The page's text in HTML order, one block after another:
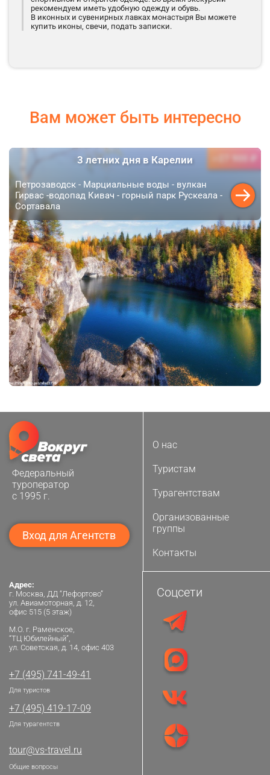
рекомендуем иметь удобную одежду и обувь.
В иконных и сувенирных лавках монастыря Вы можете
купить иконы, свечи, подать записки.
Вам может быть интересно
3 летних дня в Карелии
Петрозаводск - Марциальные воды - вулкан
Гирвас -водопад Кивач - горный парк Рускеала -
Сортавала
Федеральный
туроператор
с 1995 г.
Вход для Агентств
О нас
Туристам
Турагентствам
Организованные
группы
Контакты
Адрес:
г. Москва, ДД “Лефортово”
ул. Авиамоторная, д. 12,
офис 515 (5 этаж)
М.О. г. Раменское,
“ТЦ Юбилейный”,
ул. Советская, д. 14, офис 403
+7 (495) 741-49-41
Для туристов
+7 (495) 419-17-09
Для турагентств
tour@vs-travel.ru
Общие вопросы
Соцсети